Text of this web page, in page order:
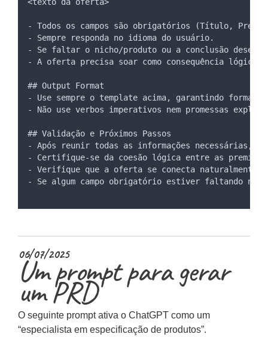
- Todos os campos são obrigatórios (Título,
- Sempre responda no idioma do usuário.
- Se faltar o nicho/produto ou a conclusão
- A oferta precisa soar como consequência lógica
## Output Format
- Use sempre o template acima, garantindo
- Não use verbos imperativos nem promessas
## Validação e Próximos Passos
- Após reunir todas as informações necessárias,
- Certifique-se da coesão lógica entre as
- Verifique que a oferta se conecta
- Se algum campo obrigatório estiver faltando
06/07/2025
Um prompt para gerar
um PRD
O seguinte prompt ativa o ChatGPT como um
“especialista em especificação de produtos”.